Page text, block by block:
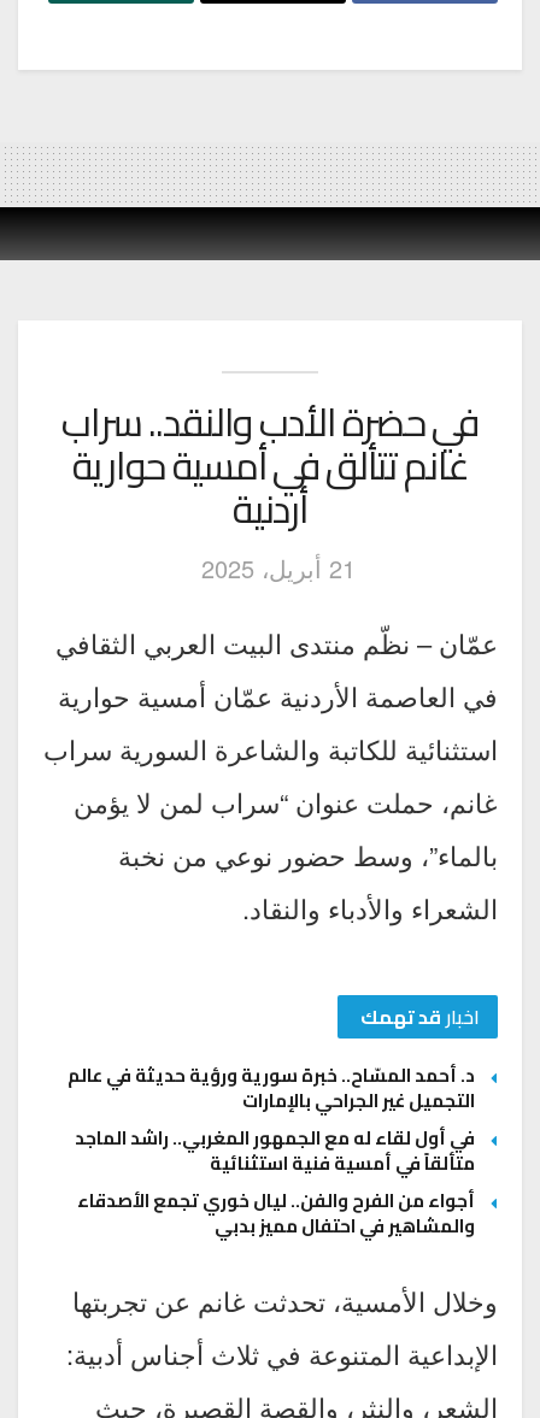
في حضرة الأدب والنقد.. سراب
غانم تتألق في أمسية حوارية
أردنية
21 أبريل، 2025
عمّان – نظّم منتدى البيت العربي الثقافي
في العاصمة الأردنية عمّان أمسية حوارية
استثنائية للكاتبة والشاعرة السورية سراب
غانم، حملت عنوان “سراب لمن لا يؤمن
بالماء”، وسط حضور نوعي من نخبة
الشعراء والأدباء والنقاد.
اخبارقد تهمك
د. أحمد المسّاح.. خبرة سورية ورؤية حديثة في عالم
التجميل غير الجراحي بالإمارات
في أول لقاء له مع الجمهور المغربي.. راشد الماجد
متألقاً في أمسية فنية استثنائية
أجواء من الفرح والفن.. ليال خوري تجمع الأصدقاء
والمشاهير في احتفال مميز بدبي
وخلال الأمسية، تحدثت غانم عن تجربتها
الإبداعية المتنوعة في ثلاث أجناس أدبية:
الشعر، والنثر، والقصة القصيرة، حيث